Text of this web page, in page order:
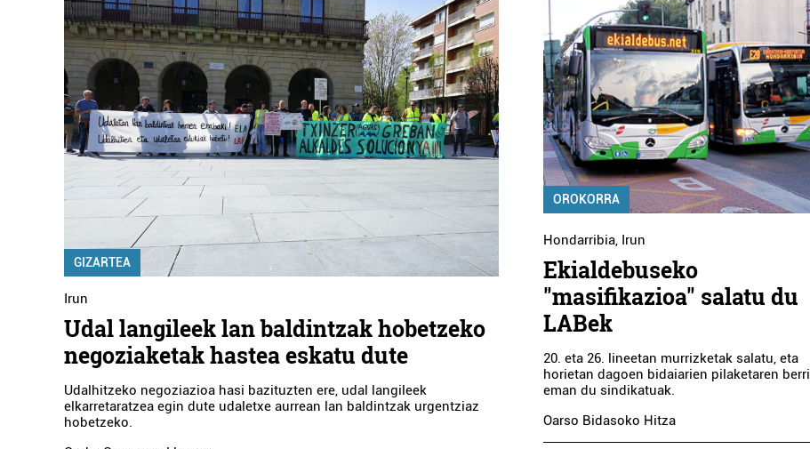
GIZARTEA
Irun
Udal langileek lan baldintzak hobetzeko
negoziaketak hastea eskatu dute
Udalhitzeko negoziazioa hasi bazituzten ere, udal langileek
elkarretaratzea egin dute udaletxe aurrean lan baldintzak urgentziaz
hobetzeko.
OROKORRA
Hondarribia, Irun
Ekialdebuseko
"masifikazioa" salatu du
LABek
20. eta 26. lineetan murrizketak salatu, eta
horietan dagoen bidaiarien pilaketaren berri
eman du sindikatuak.
Oarso Bidasoko Hitza